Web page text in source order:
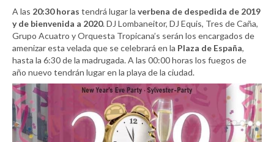
A las 20:30 horas tendrá lugar la verbena de despedida de 2019
y de bienvenida a 2020. DJ Lombaneitor, DJ Equis, Tres de Caña,
Grupo Acuatro y Orquesta Tropicana’s serán los encargados de
amenizar esta velada que se celebrará en la Plaza de España,
hasta la 6:30 de la madrugada. A las 00:00 horas los fuegos de
año nuevo tendrán lugar en la playa de la ciudad.